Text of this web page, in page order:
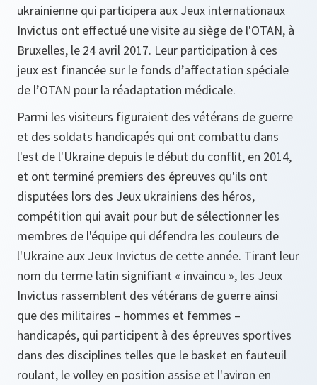
ukrainienne qui participera aux Jeux internationaux
Invictus ont effectué une visite au siège de l'OTAN, à
Bruxelles, le 24 avril 2017. Leur participation à ces
jeux est financée sur le fonds d’affectation spéciale
de l’OTAN pour la réadaptation médicale.
Parmi les visiteurs figuraient des vétérans de guerre
et des soldats handicapés qui ont combattu dans
l'est de l'Ukraine depuis le début du conflit, en 2014,
et ont terminé premiers des épreuves qu'ils ont
disputées lors des Jeux ukrainiens des héros,
compétition qui avait pour but de sélectionner les
membres de l'équipe qui défendra les couleurs de
l'Ukraine aux Jeux Invictus de cette année. Tirant leur
nom du terme latin signifiant « invaincu », les Jeux
Invictus rassemblent des vétérans de guerre ainsi
que des militaires – hommes et femmes –
handicapés, qui participent à des épreuves sportives
dans des disciplines telles que le basket en fauteuil
roulant, le volley en position assise et l'aviron en